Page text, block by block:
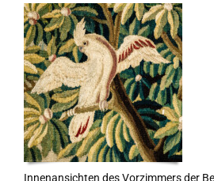
Innenansichten des Vorzimmers der